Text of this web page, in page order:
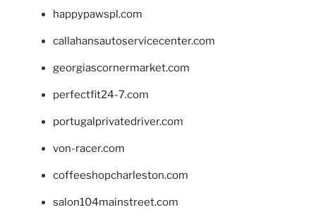
happypawspl.com
callahansautoservicecenter.com
georgiascornermarket.com
perfectfit24-7.com
portugalprivatedriver.com
von-racer.com
coffeeshopcharleston.com
salon104mainstreet.com